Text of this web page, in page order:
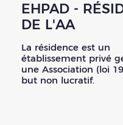
EHPAD -
DE L'AA
La résidence est un
établissement privé
une Association (loi
but non lucratif.